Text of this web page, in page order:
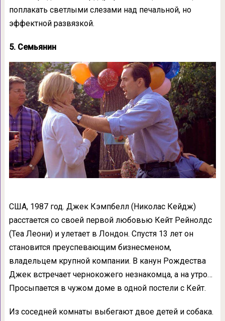
поплакать светлыми слезами над печальной, но
эффектной развязкой.
5. Семьянин
США, 1987 год. Джек Кэмпбелл (Николас Кейдж)
расстается со своей первой любовью Кейт Рейнолдс
(Теа Леони) и улетает в Лондон. Спустя 13 лет он
становится преуспевающим бизнесменом,
владельцем крупной компании. В канун Рождества
Джек встречает чернокожего незнакомца, а на утро…
Просыпается в чужом доме в одной постели с Кейт.
Из соседней комнаты выбегают двое детей и собака.